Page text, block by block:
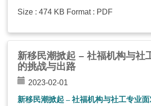
Size : 474 KB Format : PDF
新移民潮掀起 – 社福机构与社
的挑战与出路
2023-02-01
新移民潮掀起 – 社福机构与社工专业